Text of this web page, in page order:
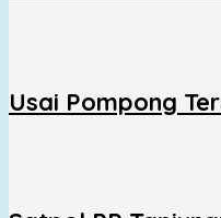
Usai Pompong